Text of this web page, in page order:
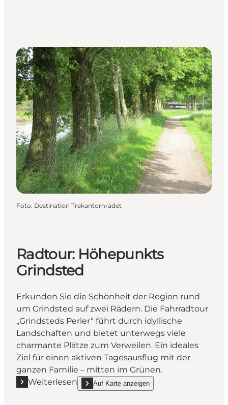
Foto: Destination Trekantområdet
Radtour: Höhepunkts
Grindsted
Erkunden Sie die Schönheit der Region rund
um Grindsted auf zwei Rädern. Die Fahrradtour
„Grindsteds Perler“ führt durch idyllische
Landschaften und bietet unterwegs viele
charmante Plätze zum Verweilen. Ein ideales
Ziel für einen aktiven Tagesausflug mit der
ganzen Familie – mitten im Grünen.
Weiterlesen
Mehr erfahren "Radtour: Höhepunkts Grindsted"
Auf Karte anzeigen
show Radtour: Höhepunkts Grindsted on_map